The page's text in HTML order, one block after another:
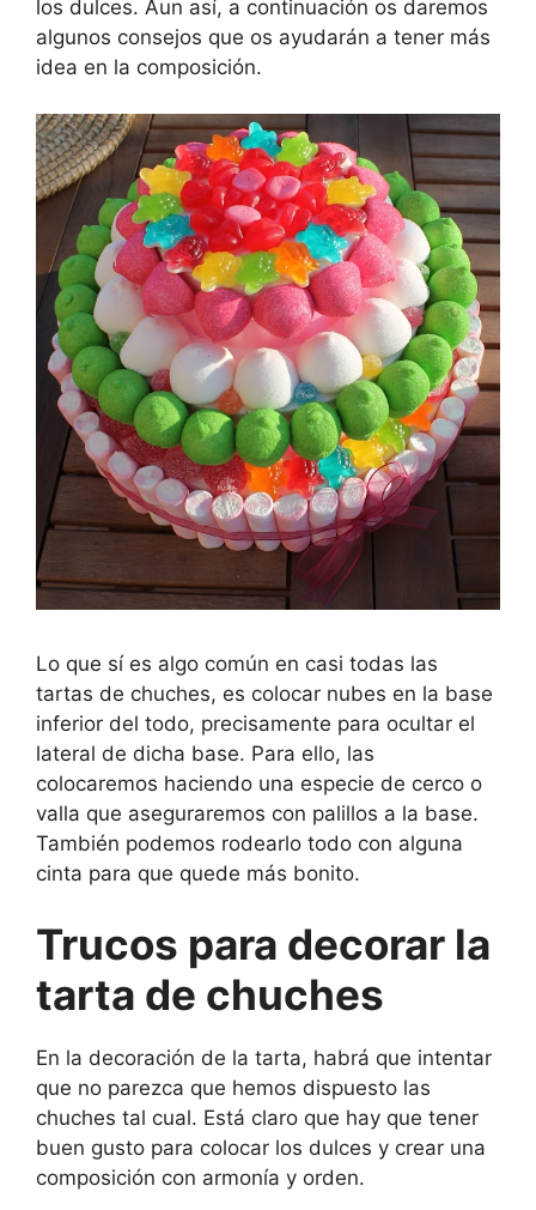
los dulces. Aun así, a continuación os daremos
algunos consejos que os ayudarán a tener más
idea en la composición.
Lo que sí es algo común en casi todas las
tartas de chuches, es colocar nubes en la base
inferior del todo, precisamente para ocultar el
lateral de dicha base. Para ello, las
colocaremos haciendo una especie de cerco o
valla que aseguraremos con palillos a la base.
También podemos rodearlo todo con alguna
cinta para que quede más bonito.
Trucos para decorar la
tarta de chuches
En la decoración de la tarta, habrá que intentar
que no parezca que hemos dispuesto las
chuches tal cual. Está claro que hay que tener
buen gusto para colocar los dulces y crear una
composición con armonía y orden.